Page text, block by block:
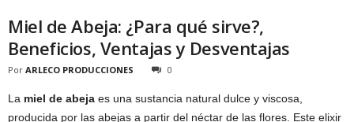
Miel de Abeja: ¿Para qué sirve?,
Beneficios, Ventajas y Desventajas
Por ARLECO PRODUCCIONES 0
La miel de abeja es una sustancia natural dulce y viscosa,
producida por las abejas a partir del néctar de las flores. Este elixir